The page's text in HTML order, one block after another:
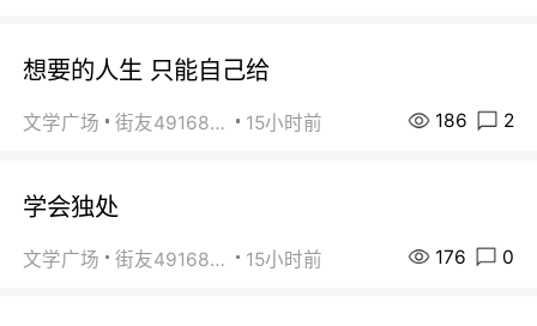
想要的人生 只能自己给
文学广场 街友49168527 15小时前 186 2
学会独处
文学广场 街友49168527 15小时前 176 0